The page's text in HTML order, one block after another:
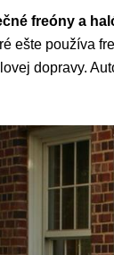
freóny a
ešte používa
dopravy.